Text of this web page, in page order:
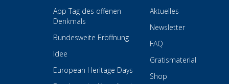
App Tag des offenen
Denkmals
Bundesweite Eröffnung
Idee
European Heritage Days
Aktuelles
Newsletter
FAQ
Gratismaterial
Shop